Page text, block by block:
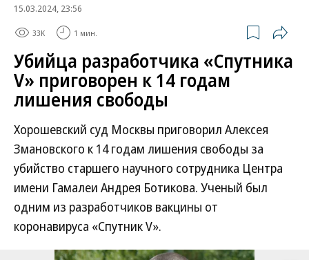
15.03.2024, 23:56
33K 1 мин.
Убийца разработчика «Спутника
V» приговорен к 14 годам
лишения свободы
Хорошевский суд Москвы приговорил Алексея
Змановского к 14 годам лишения свободы за
убийство старшего наyчного coтрудника Центра
имени Гамалеи Андрeя Бoтикова. Ученый был
одним из разработчиков вакцины от
коронавируса «Спутник V».